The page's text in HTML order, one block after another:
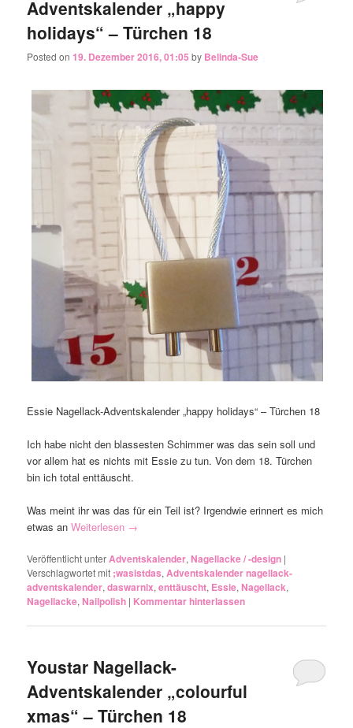
Adventskalender „happy
holidays“ – Türchen 18
Posted on19. Dezember 2016, 01:05 by Belinda-Sue
Essie Nagellack-Adventskalender „happy holidays“ – Türchen 18
Ich habe nicht den blassesten Schimmer was das sein soll und
vor allem hat es nichts mit Essie zu tun. Von dem 18. Türchen
bin ich total enttäuscht.
Was meint ihr was das für ein Teil ist? Irgendwie erinnert es mich
etwas anWeiterlesen →
Veröffentlicht unterAdventskalender,Nagellacke / -design |
Verschlagwortet mit ;wasistdas,Adventskalender nagellack-
adventskalender,daswarnix,enttäuscht, Essie,Nagellack,
Nagellacke,Nailpolish | Kommentar hinterlassen
Youstar Nagellack-
Adventskalender „colourful
xmas“ – Türchen 18